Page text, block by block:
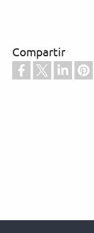
Compartir